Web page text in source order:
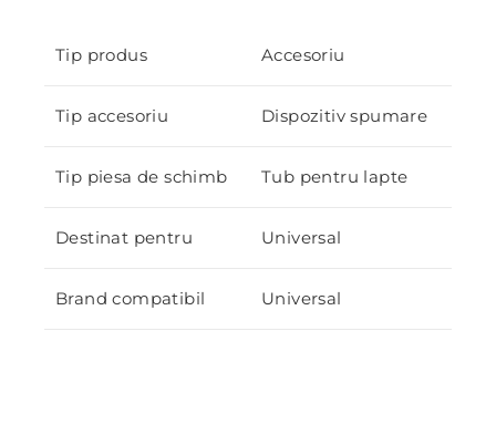
Tip produs Accesoriu
Tip accesoriu Dispozitiv spumare
Tip piesa de schimb Tub pentru lapte
Destinat pentru Universal
Brand compatibil Universal